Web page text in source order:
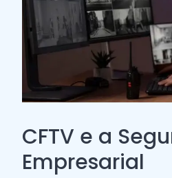
CFTV e a
Empresarial